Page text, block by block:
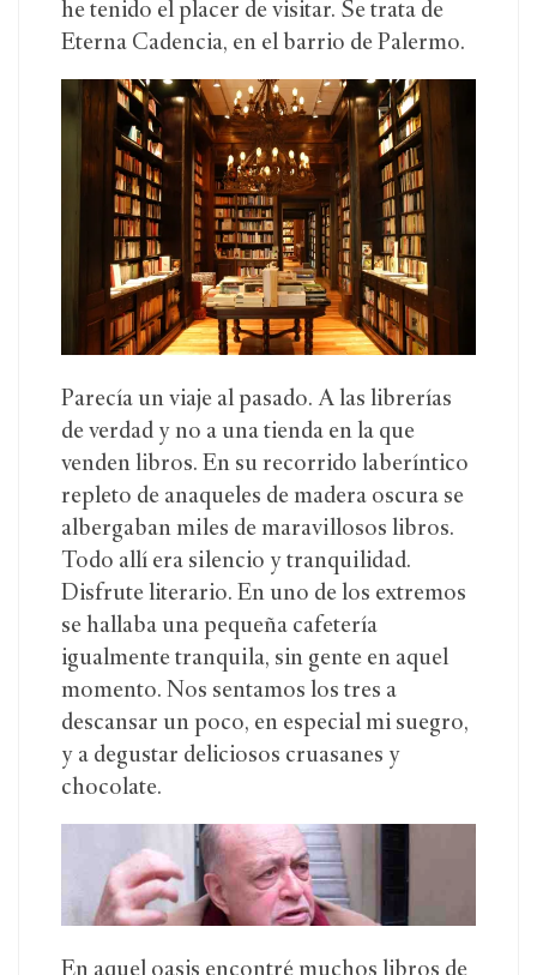
he tenido el placer de visitar. Se trata de
Eterna Cadencia, en el barrio de Palermo.
Parecía un viaje al pasado. A las librerías
de verdad y no a una tienda en la que
venden libros. En su recorrido laberíntico
repleto de anaqueles de madera oscura se
albergaban miles de maravillosos libros.
Todo allí era silencio y tranquilidad.
Disfrute literario. En uno de los extremos
se hallaba una pequeña cafetería
igualmente tranquila, sin gente en aquel
momento. Nos sentamos los tres a
descansar un poco, en especial mi suegro,
y a degustar deliciosos cruasanes y
chocolate.